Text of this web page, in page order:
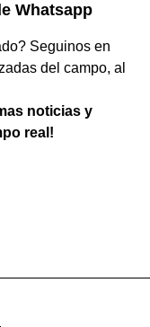
Whatsapp
Seguinos en
del campo, al
noticias y
real!